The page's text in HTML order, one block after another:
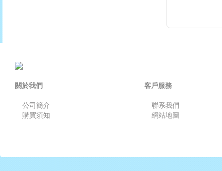
關於我們
公司簡介
購買須知
客戶服務
聯系我們
網站地圖